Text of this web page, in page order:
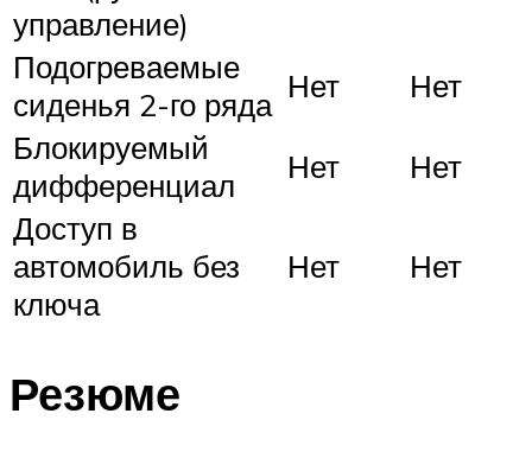
управление)
Подогреваемые
сиденья 2-го ряда Нет
Нет
Блокируемый
дифференциал
Нет
Нет
Доступ в
автомобиль без
ключа
Нет Нет
Резюме